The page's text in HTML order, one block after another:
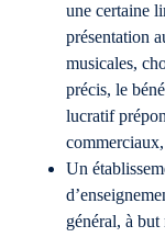
une certaine
présentation
musicales,
précis, le
lucratif
commerciaux,
Un
général, à